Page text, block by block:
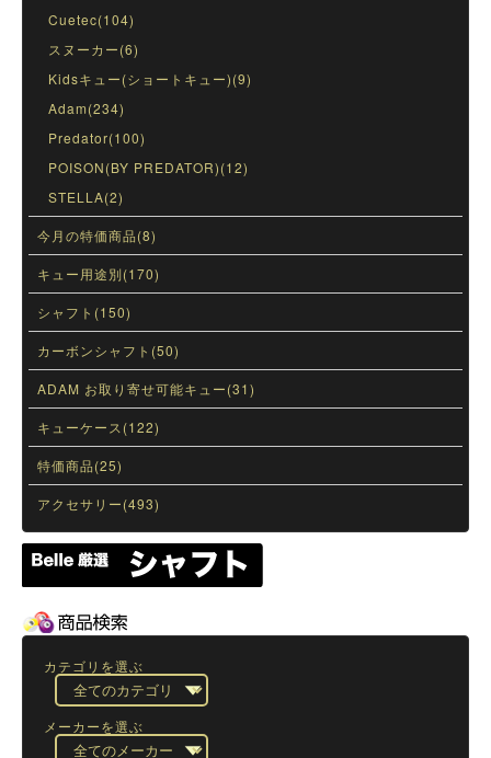
Cuetec(104)
スヌーカー(6)
Kidsキュー(ショートキュー)(9)
Adam(234)
Predator(100)
POISON(BY PREDATOR)(12)
STELLA(2)
今月の特価商品(8)
キュー用途別(170)
シャフト(150)
カーボンシャフト(50)
ADAM お取り寄せ可能キュー(31)
キューケース(122)
特価商品(25)
アクセサリー(493)
カテゴリを選ぶ
メーカーを選ぶ